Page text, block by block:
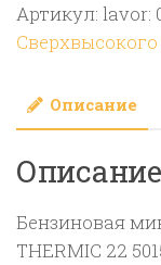
мойка
LAVOR
THERMIC
22
5015
LP
Артикул: lavor:
Описание
Описание
Бензиновая
THERMIC 22